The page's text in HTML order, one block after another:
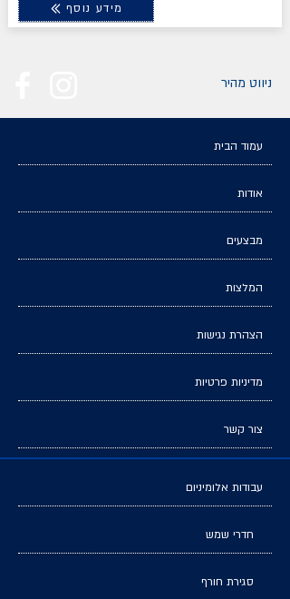
מידע נוסף
ניווט מהיר
עמוד הבית
אודות
מבצעים
המלצות
הצהרת נגישות
מדיניות פרטיות
צור קשר
עבודות אלומיניום
חדרי שמש
סגירת חורף